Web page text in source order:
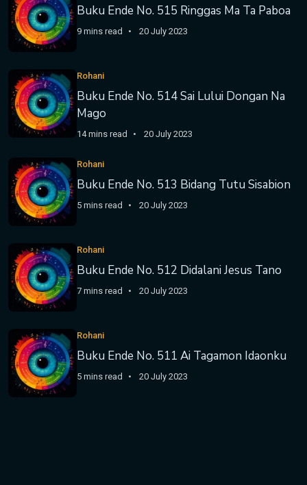
Buku Ende No. 515 Ringgas Ma Ta Paboa
9 mins read 20 July 2023
Rohani
Buku Ende No. 514 Sai Lului Dongan Na
Mago
14 mins read 20 July 2023
Rohani
Buku Ende No. 513 Bidang Tutu Sisabion
5 mins read 20 July 2023
Rohani
Buku Ende No. 512 Didalani Jesus Tano
7 mins read 20 July 2023
Rohani
Buku Ende No. 511 Ai Tagamon Idaonku
5 mins read 20 July 2023